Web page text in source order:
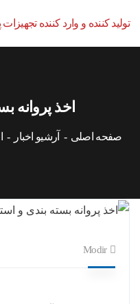
اخذ پروانه
صفحه اصلی آرشیو اخبار
Modir